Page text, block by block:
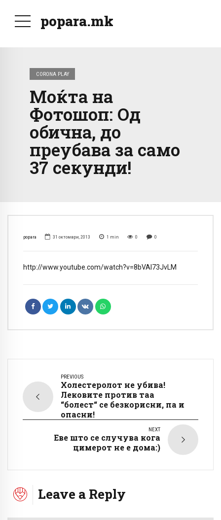
popara.mk
CORONA PLAY
Моќта на
Фотошоп: Од
обична, до
преубава за само
37 секунди!
popara 31 октомври, 2013 1 min 0 0
http://www.youtube.com/watch?v=8bVAl73JvLM
PREVIOUS
Холестеролот не убива!
Лековите против таа
“болест“ се безкорисни, па и
опасни!
NEXT
Еве што се случува кога
цимерот не е дома:)
Leave a Reply